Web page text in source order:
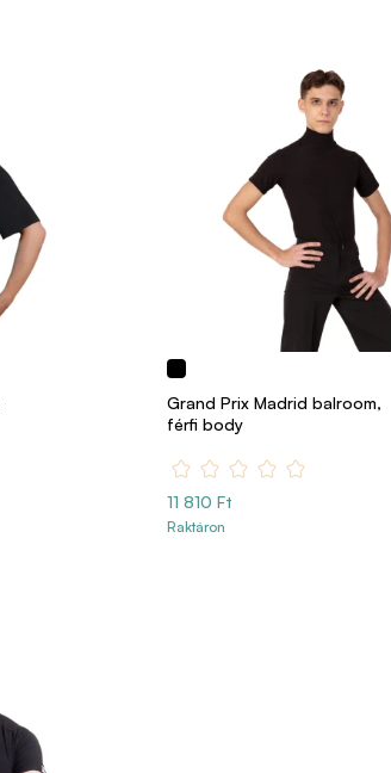
Grand Prix Madrid balroom,
férfi body
11 810 Ft
Raktáron